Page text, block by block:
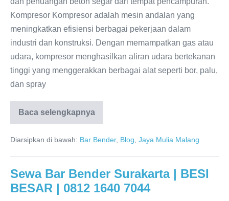
Kompresor Kompresor adalah mesin andalan yang
meningkatkan efisiensi berbagai pekerjaan dalam
industri dan konstruksi. Dengan memampatkan gas atau
udara, kompresor menghasilkan aliran udara bertekanan
tinggi yang menggerakkan berbagai alat seperti bor, palu,
dan spray
Baca selengkapnya
Diarsipkan di bawah: Bar Bender, Blog Jaya Mulia Malang
Sewa Bar Bender Surakarta | BESI
BESAR | 0812 1640 7044